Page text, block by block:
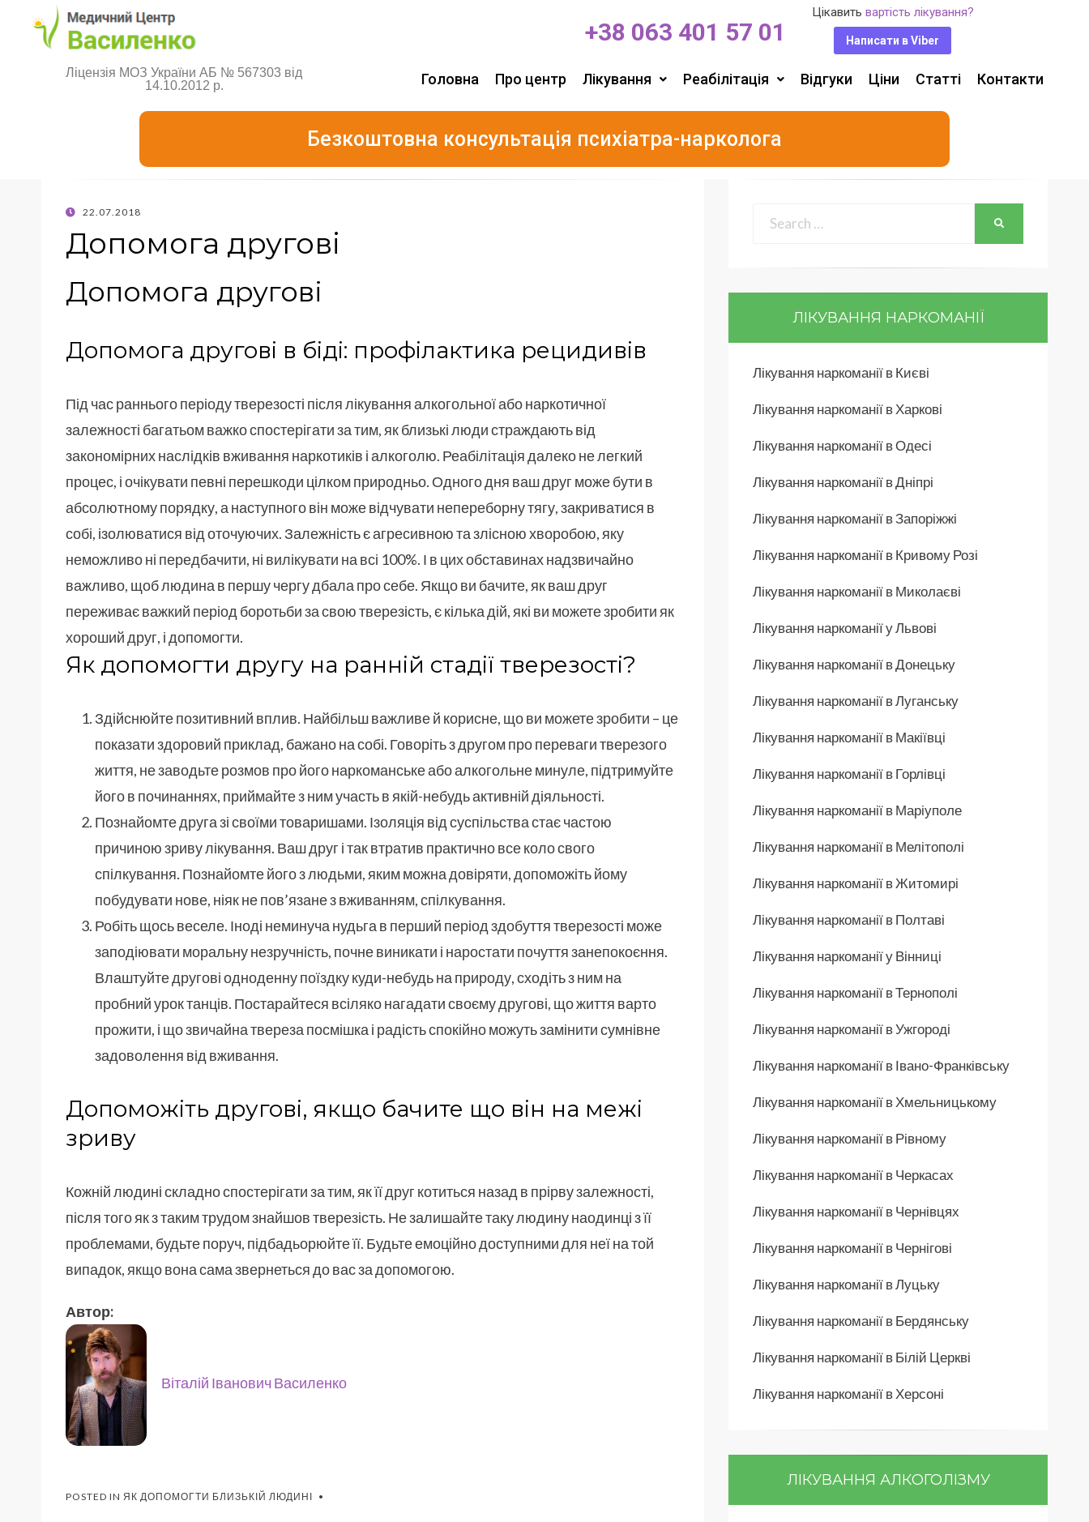
+38 063 401 57 01
Цікавить вартість лікування?
Написати в Viber
Ліцензія МОЗ України АБ № 567303 від
14.10.2012 р.
Головна Про центр Лікування Реабілітація Відгуки Ціни Статті Контакти
Безкоштовна консультація психіатра-нарколога
22.07.2018
Допомога другові
Допомога другові
Допомога другові в біді: профілактика рецидивів
Під час раннього періоду тверезості після лікування алкогольної або наркотичної
залежності багатьом важко спостерігати за тим, як близькі люди страждають від
закономірних наслідків вживання наркотиків і алкоголю. Реабілітація далеко не легкий
процес, і очікувати певні перешкоди цілком природньо. Одного дня ваш друг може бути в
абсолютному порядку, а наступного він може відчувати непереборну тягу, закриватися в
собі, ізолюватися від оточуючих. Залежність є агресивною та злісною хворобою, яку
неможливо ні передбачити, ні вилікувати на всі 100%. І в цих обставинах надзвичайно
важливо, щоб людина в першу чергу дбала про себе. Якщо ви бачите, як ваш друг
переживає важкий період боротьби за свою тверезість, є кілька дій, які ви можете зробити як
хороший друг, і допомогти.
Як допомогти другу на ранній стадії тверезості?
Здійснюйте позитивний вплив. Найбільш важливе й корисне, що ви можете зробити – це
показати здоровий приклад, бажано на собі. Говоріть з другом про переваги тверезого
життя, не заводьте розмов про його наркоманське або алкогольне минуле, підтримуйте
його в починаннях, приймайте з ним участь в якій-небудь активній діяльності.
Познайомте друга зі своїми товаришами. Ізоляція від суспільства стає частою
причиною зриву лікування. Ваш друг і так втратив практично все коло свого
спілкування. Познайомте його з людьми, яким можна довіряти, допоможіть йому
побудувати нове, ніяк не пов’язане з вживанням, спілкування.
Робіть щось веселе. Іноді неминуча нудьга в перший період здобуття тверезості може
заподіювати моральну незручність, почне виникати і наростати почуття занепокоєння.
Влаштуйте другові одноденну поїздку куди-небудь на природу, сходіть з ним на
пробний урок танців. Постарайтеся всіляко нагадати своєму другові, що життя варто
прожити, і що звичайна твереза ​​посмішка і радість спокійно можуть замінити сумнівне
задоволення від вживання.
Допоможіть другові, якщо бачите що він на межі
зриву
Кожній людині складно спостерігати за тим, як її друг котиться назад в прірву залежності,
після того як з таким трудом знайшов тверезість. Не залишайте таку людину наодинці з її
проблемами, будьте поруч, підбадьорюйте її. Будьте емоційно доступними для неї на той
випадок, якщо вона сама звернеться до вас за допомогою.
Автор:
Віталій Іванович Василенко
POSTED IN ЯК ДОПОМОГТИ БЛИЗЬКІЙ ЛЮДИНІ
ЛІКУВАННЯ НАРКОМАНІЇ
Лікування наркоманії в Києві
Лікування наркоманії в Харкові
Лікування наркоманії в Одесі
Лікування наркоманії в Дніпрі
Лікування наркоманії в Запоріжжі
Лікування наркоманії в Кривому Розі
Лікування наркоманії в Миколаєві
Лікування наркоманії у Львові
Лікування наркоманії в Донецьку
Лікування наркоманії в Луганську
Лікування наркоманії в Макіївці
Лікування наркоманії в Горлівці
Лікування наркоманії в Маріуполе
Лікування наркоманії в Мелітополі
Лікування наркоманії в Житомирі
Лікування наркоманії в Полтаві
Лікування наркоманії у Вінниці
Лікування наркоманії в Тернополі
Лікування наркоманії в Ужгороді
Лікування наркоманії в Івано-Франківську
Лікування наркоманії в Хмельницькому
Лікування наркоманії в Рівному
Лікування наркоманії в Черкасах
Лікування наркоманії в Чернівцях
Лікування наркоманії в Чернігові
Лікування наркоманії в Луцьку
Лікування наркоманії в Бердянську
Лікування наркоманії в Білій Церкві
Лікування наркоманії в Херсоні
ЛІКУВАННЯ АЛКОГОЛІЗМУ